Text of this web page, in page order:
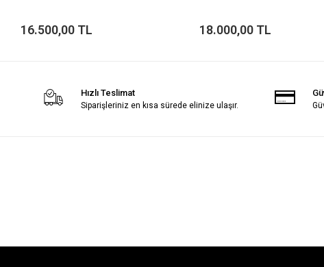
16.500,00 TL 18.000,00 TL
Hızlı Teslimat
Siparişleriniz en kısa sürede elinize ulaşır.